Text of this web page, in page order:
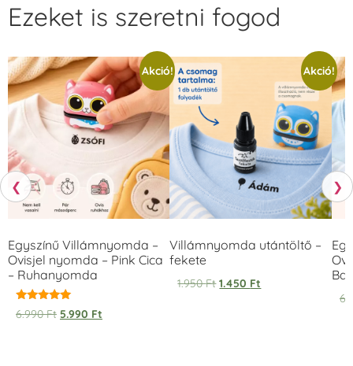
❮
Ezeket is szeretni fogod
Akció!
Egyszínű Villámnyomda –
Ovisjel nyomda – Pink Cica
– Ruhanyomda
Értékelés:
5.00
6.990Ft 5.990 Ft
Akció!
Villámnyomda utántöltő –
fekete
1.950Ft 1.450 Ft
❯